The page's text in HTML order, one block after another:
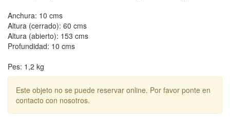
Anchura: 10 cms
Altura (cerrado): 60 cms
Altura (abierto): 153 cms
Profundidad: 10 cms
Pes: 1,2 kg
Este objeto no se puede reservar online. Por favor ponte en
contacto con nosotros.